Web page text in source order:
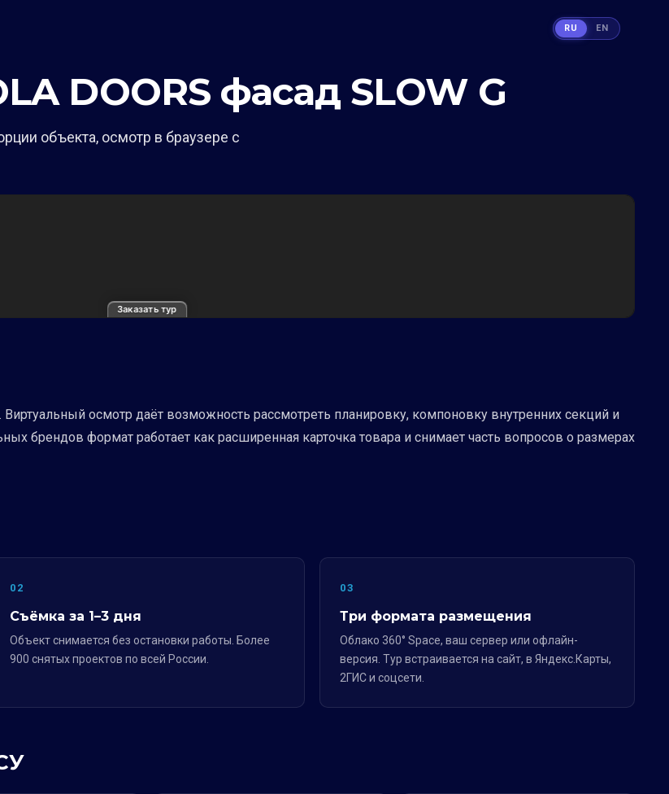
DOORS фасад SLOW G
объекта, осмотр в браузере с
Заказать тур
Виртуальный осмотр даёт возможность рассмотреть планировку, компоновку внутренних секций и
брендов формат работает как расширенная карточка товара и снимает часть вопросов о размерах
02
Съёмка за 1–3 дня
Объект снимается без остановки работы. Более
900 снятых проектов по всей России.
03
Три формата размещения
Облако 360° Space, ваш сервер или офлайн-
версия. Тур встраивается на сайт, в Яндекс.Карты,
2ГИС и соцсети.
RU EN